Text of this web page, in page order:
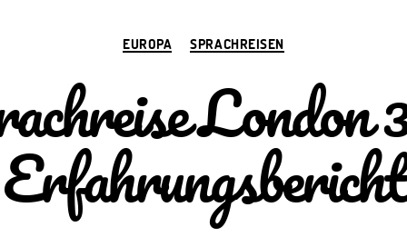
Kategorien
EUROPA SPRACHREISEN
London
Erfahrungsbericht